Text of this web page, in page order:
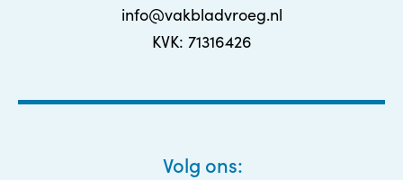
info@vakbladvroeg.nl
KVK: 71316426
Volg ons: